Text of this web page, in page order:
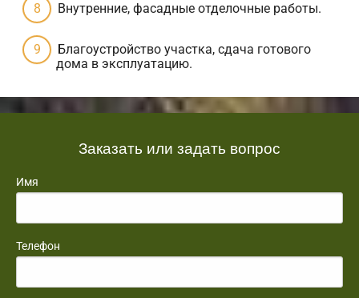
Внутренние, фасадные отделочные работы.
Благоустройство участка, сдача готового
дома в эксплуатацию.
Заказать или задать вопрос
Имя
Телефон